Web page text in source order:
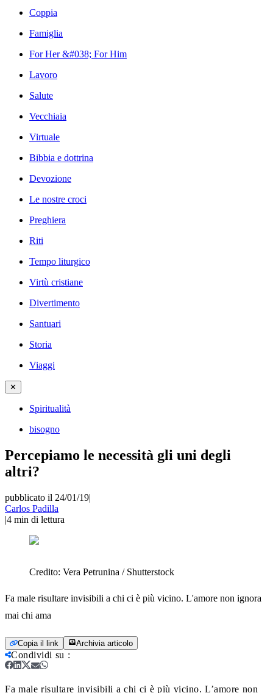
Coppia
Famiglia
For Her &#038; For Him
Lavoro
Salute
Vecchiaia
Virtuale
Bibbia e dottrina
Devozione
Le nostre croci
Preghiera
Riti
Tempo liturgico
Virtù cristiane
Divertimento
Santuari
Storia
Viaggi
✕
Spiritualità
bisogno
Percepiamo le necessità gli uni degli
altri?
pubblicato il 24/01/19|
Carlos Padilla
|4 min di lettura
Credito: Vera Petrunina / Shutterstock
Fa male risultare invisibili a chi ci è più vicino. L'amore non ignora
mai chi ama
Copia il link Archivia articolo
Condividi su :
Fa male risultare invisibili a chi ci è più vicino. L’amore non